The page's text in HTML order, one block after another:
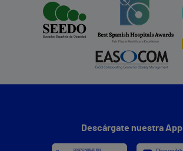
Descárgate nuestra App